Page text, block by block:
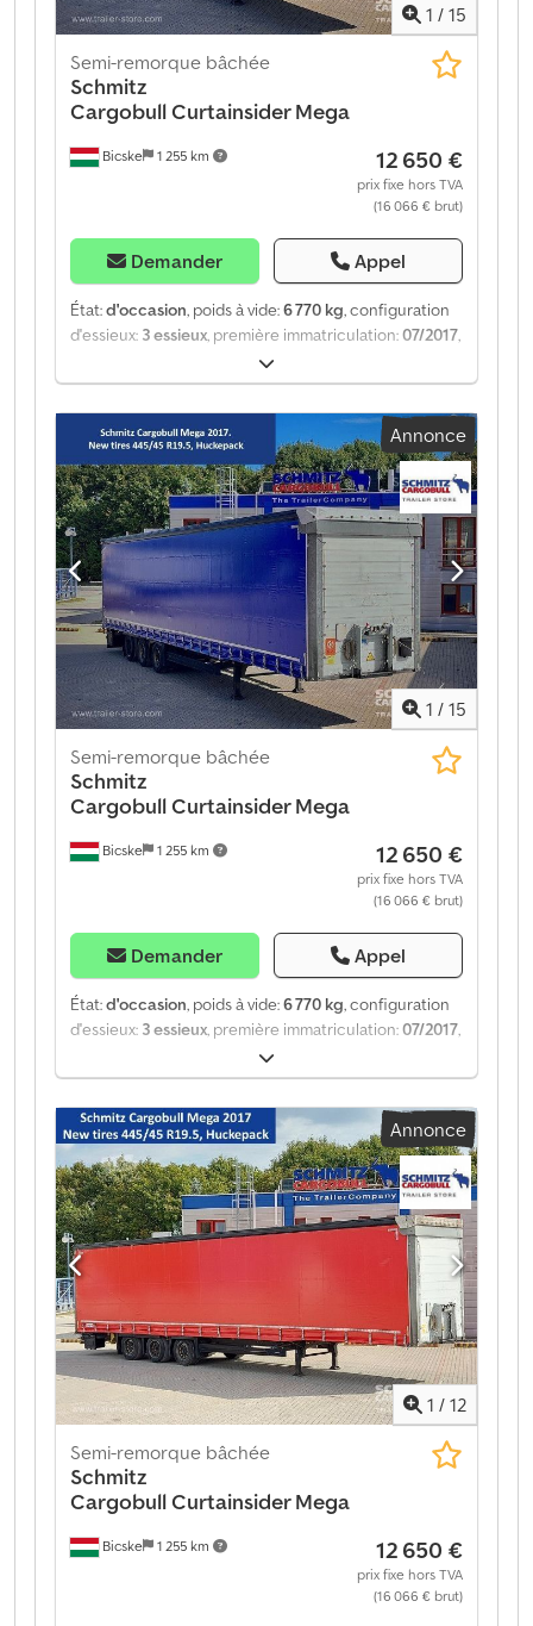
1 / 15
Bicske 1 255 km
Semi-remorque bâchée
Schmitz
CargobullCurtainsider Mega
12 650 €
prix fixe hors TVA
(16 066 € brut)
Demander Appel
État:d'occasion, poids à vide:6 770 kg, configuration
d'essieux: 3 essieux , première immatriculation:07/2017
, Année de construction:
d'engrenage:mécanique, Équipement:ABS, Poids à
vide : 6 770 kg, suspension pneumatique, protection
arrière anti-encastrement, système de freinage
électronique (EBS), prises 1x15 et 2x7 pôles, système
antispray. Retrouvez un aperçu de tous les véhicules
disponibles sur notre site web. Besoin d'un
financement ? Nous proposons des solutions de
financement personnalisées, des contrats de service
complet et des services télématiques. Nous serons
heureux de vous conseiller personnellement.
Dsdpfxeztgyzo Abmock
Annonce
1 / 15
Bicske 1 255 km
Semi-remorque bâchée
Schmitz
CargobullCurtainsider Mega
12 650 €
prix fixe hors TVA
(16 066 € brut)
Demander Appel
État:d'occasion, poids à vide:6 770 kg, configuration
d'essieux: 3 essieux, première immatriculation:07/2017,
, Année de construction:
d'engrenage:mécanique, Équipement:ABS, Poids à
vide : 6 770 kg, suspension pneumatique, protection
arrière anti-encastrement, système de freinage
électronique (EBS), prises 1x15 et 2x7 pôles, système
antispray. Retrouvez un aperçu de tous les véhicules
disponibles sur notre site web. Besoin d'un
financement ? Nous proposons des solutions de
financement personnalisées, des contrats de service
complet et des services télématiques. Nous serons
heureux de vous conseiller personnellement. Dcodpfx
Abeztgy Iomjk
Annonce
1 / 12
Bicske 1 255 km
Semi-remorque bâchée
Schmitz
CargobullCurtainsider Mega
12 650 €
prix fixe hors TVA
(16 066 € brut)